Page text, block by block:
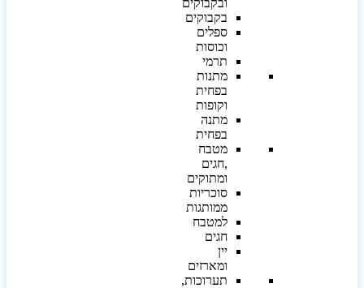
ובקבוקים
בקבוקים
ספלים
וכוסות
תרמי
מתנות
בפחית
וקופות
מתנה
בפחית
מטבח
,חגים
ומתוקים
סוכריות
ממותגות
למטבח
חגים
יין
ומארזים
תערוכות,